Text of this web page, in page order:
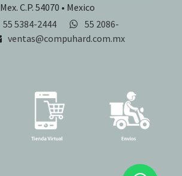
Mex. C.P. 54070 • Mexico
55 5384-2444
55 2086-
ventas@compuhard.com.mx